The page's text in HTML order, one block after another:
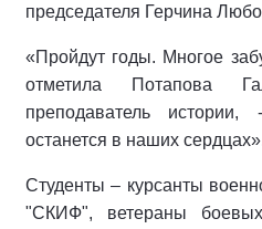
председателя Герчина
«Пройдут годы. Многое
отметила Потапова
преподаватель
останется в наших
Студенты – курсанты
"СКИФ", ветераны